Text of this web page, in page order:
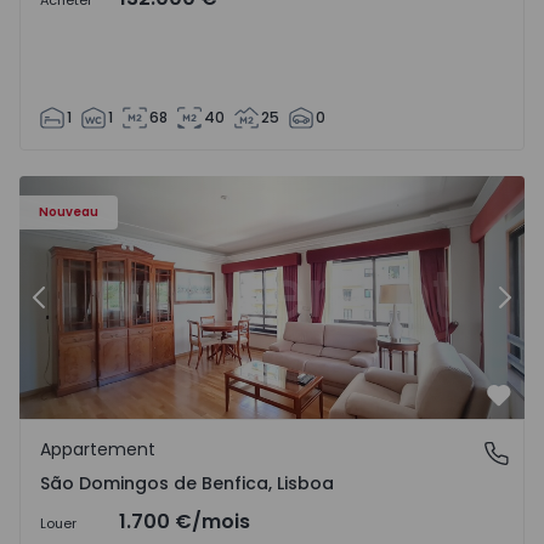
1 1 68 40 25 0
Nouveau
Précédent
São Domingos de Benfica, Lisboa
Appartement
São Domingos de Benfica, Lisboa
Louer 1.700 €/mois